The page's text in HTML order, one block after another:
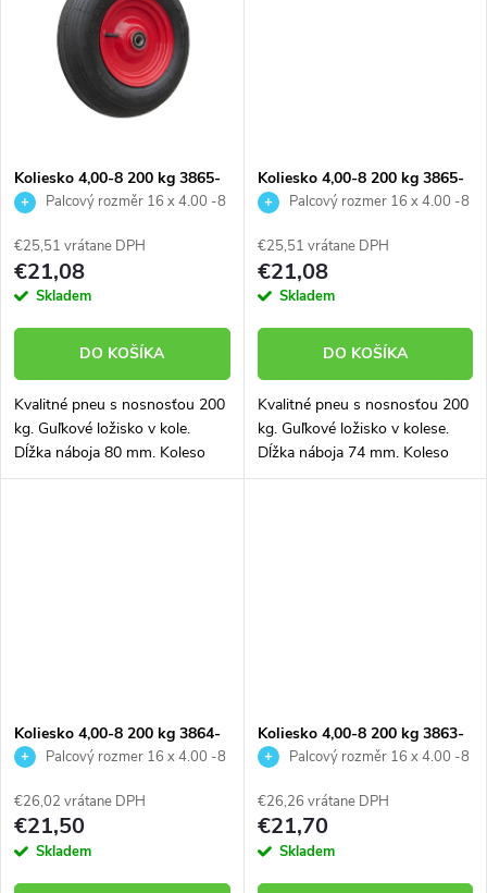
Koliesko 4,00-8 200 kg 3865-
01
Palcový rozměr 16 x 4.00 -8
€25,51 vrátane DPH
€21,08
Skladem
DO KOŠÍKA
Kvalitné pneu s nosnosťou 200
kg. Guľkové ložisko v kole.
Dĺžka náboja 80 mm. Koleso
vhodné aj na stavebný fúrik
Koliesko 4,00-8 200 kg 3865-
42
Palcový rozmer 16 x 4.00 -8
€25,51 vrátane DPH
€21,08
Skladem
DO KOŠÍKA
Kvalitné pneu s nosnosťou 200
kg. Guľkové ložisko v kolese.
Dĺžka náboja 74 mm. Koleso
vhodné aj na stavebný fúrik
Koliesko 4,00-8 200 kg 3864-
06
Palcový rozmer 16 x 4.00 -8
€26,02 vrátane DPH
€21,50
Skladem
Koliesko 4,00-8 200 kg 3863-
04
Palcový rozměr 16 x 4.00 -8
€26,26 vrátane DPH
€21,70
Skladem